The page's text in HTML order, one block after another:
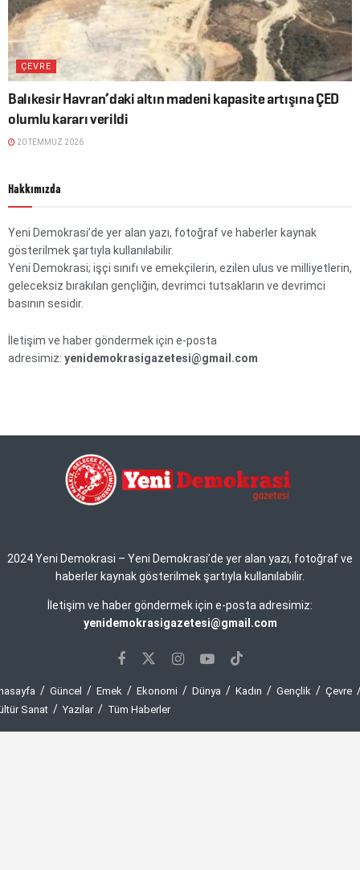
ÇEVRE
Balıkesir Havran’daki altın madeni kapasite artışına ÇED
olumlu kararı verildi
20 TEMMUZ 2026
Hakkımızda
Yeni Demokrasi’de yer alan yazı, fotoğraf ve haberler kaynak
gösterilmek şartıyla kullanılabilir.
Yeni Demokrasi; işçi sınıfı ve emekçilerin, ezilen ulus ve milliyetlerin,
geleceksiz bırakılan gençliğin, devrimci tutsakların ve devrimci
basının sesidir.
İletişim ve haber göndermek için e-posta
adresimiz: yenidemokrasigazetesi@gmail.com
2024 Yeni Demokrasi – Yeni Demokrasi’de yer alan yazı, fotoğraf ve
haberler kaynak gösterilmek şartıyla kullanılabilir.
İletişim ve haber göndermek için e-posta adresimiz:
yenidemokrasigazetesi@gmail.com
Güncel Emek Ekonomi Dünya Kadın Gençlik
Çevre
Sanat
Yazılar Tüm Haberler